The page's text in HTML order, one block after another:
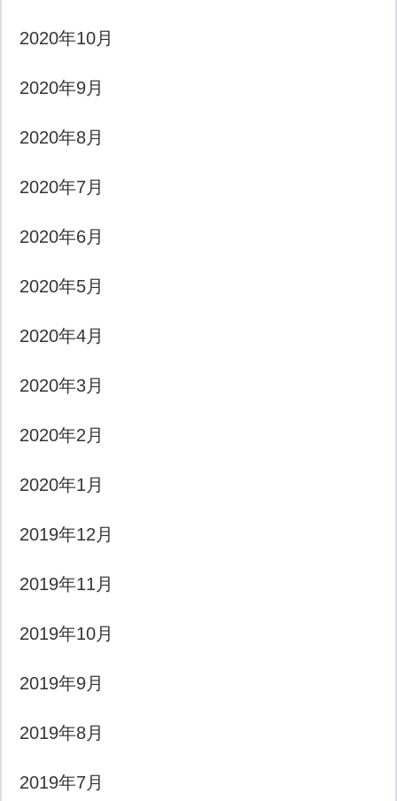
2020年10月
2020年9月
2020年8月
2020年7月
2020年6月
2020年5月
2020年4月
2020年3月
2020年2月
2020年1月
2019年12月
2019年11月
2019年10月
2019年9月
2019年8月
2019年7月